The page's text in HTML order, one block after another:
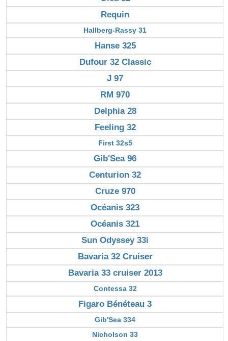
Requin
Hallberg-Rassy 31
Hanse 325
Dufour 32 Classic
J 97
RM 970
Delphia 28
Feeling 32
First 32s5
Gib'Sea 96
Centurion 32
Cruze 970
Océanis 323
Océanis 321
Sun Odyssey 33i
Bavaria 32 Cruiser
Bavaria 33 cruiser 2013
Contessa 32
Figaro Bénéteau 3
Gib'Sea 334
Nicholson 33